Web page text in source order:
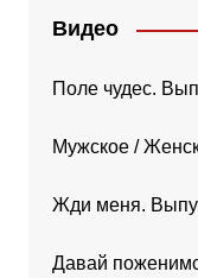
Видео
Поле чудес.
Мужское /
Жди меня.
Давай